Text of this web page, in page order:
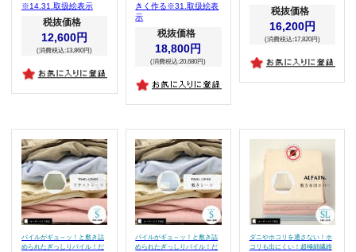
※14.31.取扱絵表示
税抜価格
12,600円
(消費税込:13,860円)
きく作る※31.取扱絵表
示
税抜価格
18,800円
(消費税込:20,680円)
税抜価格
16,200円
(消費税込:17,820円)
パイルがギュ～ッ！と敷き詰
められたぎっしりパイル！だ
パイルがギュ～ッ！と敷き詰
められたぎっしりパイル！だ
ダニやホコリを通さない！ホ
コリも出にくい！超極細繊維